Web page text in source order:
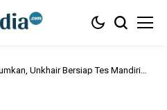
Unkhair Bersiap Tes Mandiri